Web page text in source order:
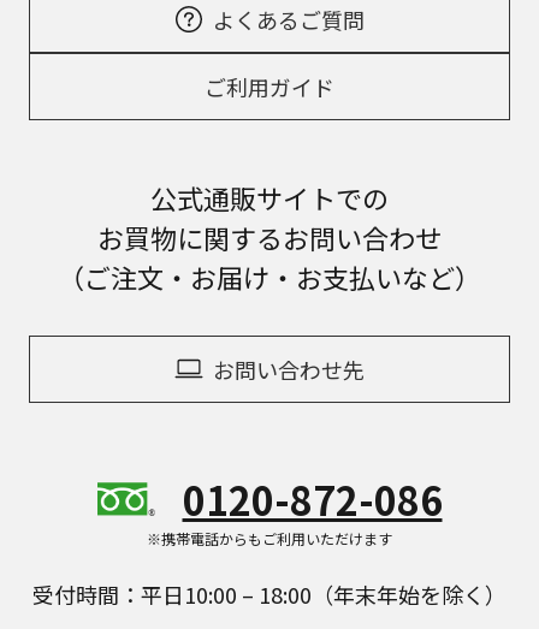
よくあるご質問
ご利用ガイド
公式通販サイトでの
お買物に関するお問い合わせ
（ご注文・お届け・お支払いなど）
お問い合わせ先
0120-872-086
※携帯電話からもご利用いただけます
受付時間：平日10:00 – 18:00（年末年始を除く）